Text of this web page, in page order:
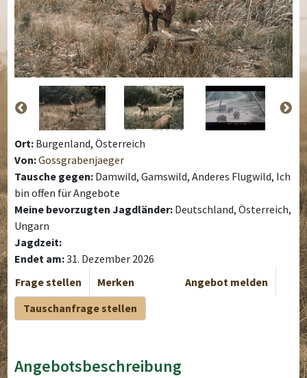
Ort: Burgenland, Österreich
Von:Gossgrabenjaeger
Tausche gegen: Damwild, Gamswild, Anderes Flugwild, Ich
bin offen für Angebote
Meine bevorzugten Jagdländer: Deutschland, Österreich,
Ungarn
Jagdzeit:
Endet am:31. Dezember 2026
Frage stellen
Merken
Angebot melden
Tauschanfrage stellen
Angebotsbeschreibung